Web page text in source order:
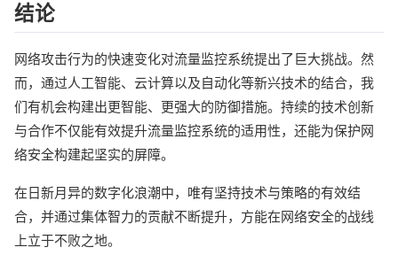
结论
网络攻击行为的快速变化对流量监控系统提出了巨大挑战。然
而，通过人工智能、云计算以及自动化等新兴技术的结合，我
们有机会构建出更智能、更强大的防御措施。持续的技术创新
与合作不仅能有效提升流量监控系统的适用性，还能为保护网
络安全构建起坚实的屏障。
在日新月异的数字化浪潮中，唯有坚持技术与策略的有效结
合，并通过集体智力的贡献不断提升，方能在网络安全的战线
上立于不败之地。